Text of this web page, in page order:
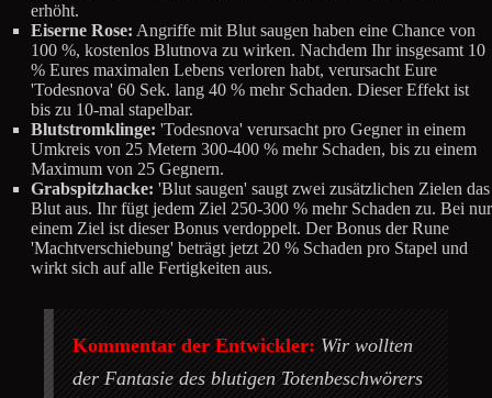
erhöht.
Eiserne Rose: Angriffe mit Blut saugen haben eine Chance von
100 %, kostenlos Blutnova zu wirken. Nachdem Ihr insgesamt 10
% Eures maximalen Lebens verloren habt, verursacht Eure
'Todesnova' 60 Sek. lang 40 % mehr Schaden. Dieser Effekt ist
bis zu 10-mal stapelbar.
Blutstromklinge: 'Todesnova' verursacht pro Gegner in einem
Umkreis von 25 Metern 300-400 % mehr Schaden, bis zu einem
Maximum von 25 Gegnern.
Grabspitzhacke: 'Blut saugen' saugt zwei zusätzlichen Zielen das
Blut aus. Ihr fügt jedem Ziel 250-300 % mehr Schaden zu. Bei nur
einem Ziel ist dieser Bonus verdoppelt. Der Bonus der Rune
'Machtverschiebung' beträgt jetzt 20 % Schaden pro Stapel und
wirkt sich auf alle Fertigkeiten aus.
Kommentar der Entwickler: Wir wollten
der Fantasie des blutigen Totenbeschwörers